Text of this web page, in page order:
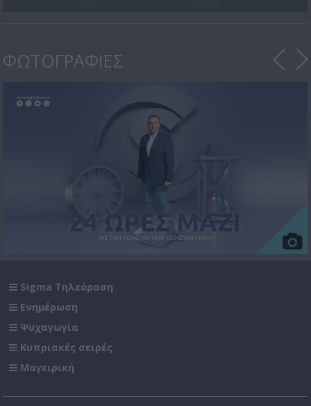
ΦΩΤΟΓΡΑΦΙΕΣ
Sigma Τηλεόραση
Ενημέρωση
Ψυχαγωγία
Κυπριακές σειρές
Μαγειρική